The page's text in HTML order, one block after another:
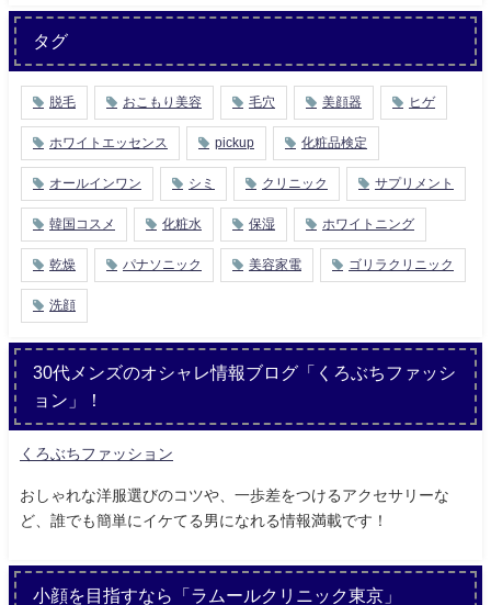
タグ
脱毛 おこもり美容 毛穴 美顔器 ヒゲ
ホワイトエッセンス pickup 化粧品検定
オールインワン シミ クリニック サプリメント
韓国コスメ 化粧水 保湿 ホワイトニング
乾燥 パナソニック 美容家電 ゴリラクリニック
洗顔
30代メンズのオシャレ情報ブログ「くろぶちファッシ
ョン」！
くろぶちファッション
おしゃれな洋服選びのコツや、一歩差をつけるアクセサリーな
ど、誰でも簡単にイケてる男になれる情報満載です！
小顔を目指すなら「ラムールクリニック東京」